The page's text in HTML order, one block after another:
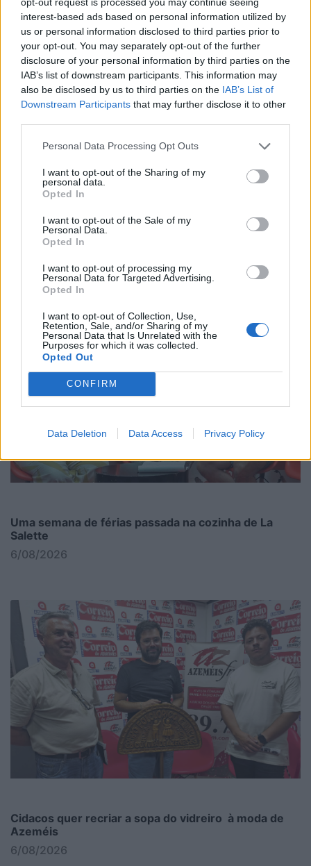
interest-based ads based on personal information utilized by
us or personal information disclosed to third parties prior to
your opt-out. You may separately opt-out of the further
disclosure of your personal information by third parties on the
IAB’s list of downstream participants. This information may
also be disclosed by us to third parties on the IAB’s List of
Downstream Participants that may further disclose it to other
Personal Data Processing Opt Outs
I want to opt-out of the Sharing of my
personal data.
Opted In
I want to opt-out of the Sale of my
Personal Data.
Opted In
I want to opt-out of processing my
Personal Data for Targeted Advertising.
Opted In
I want to opt-out of Collection, Use,
Retention, Sale, and/or Sharing of my
Personal Data that Is Unrelated with the
Purposes for which it was collected.
Opted Out
CONFIRM
Data Deletion Data Access Privacy Policy
Sopa à lavrador sucede ao êxito da do vidreiro
6/08/2026
Uma semana de férias passada na cozinha de La
Salette
6/08/2026
Cidacos quer recriar a sopa do vidreiro à moda de
Azeméis
6/08/2026